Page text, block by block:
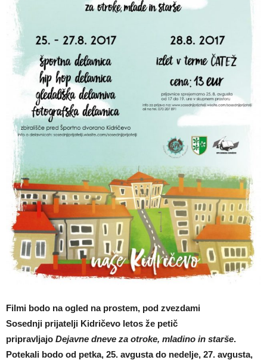
Filmi bodo na ogled na prostem, pod zvezdami
Sosednji prijatelji Kidričevo letos že petič
pripravljajo Dejavne dneve za otroke, mladino in starše.
Potekali bodo od petka, 25. avgusta do nedelje, 27. avgusta,